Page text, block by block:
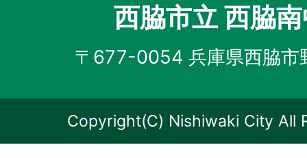
西脇市立 西脇
〒677-0054 兵庫県西脇市
Copyright(C) Nishiwaki City All